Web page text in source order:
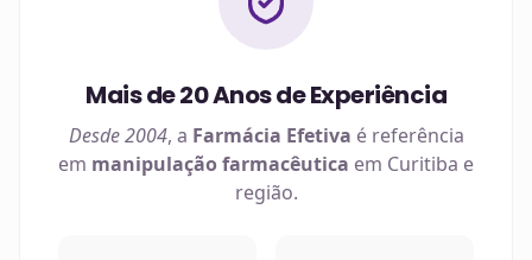
Mais de 20 Anos de Experiência
Desde 2004, a Farmácia Efetiva é referência
em manipulação farmacêutica em Curitiba e
região.